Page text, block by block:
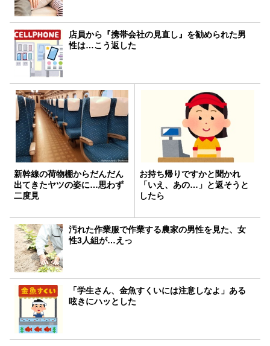
店員から『携帯会社の見直し』を勧められた男
性は…こう返した
新幹線の荷物棚からだんだん
出てきたヤツの姿に…思わず
二度見
お持ち帰りですかと聞かれ
「いえ、あの…」と返そうと
したら
汚れた作業服で作業する農家の男性を見た、女
性3人組が…えっ
「学生さん、金魚すくいには注意しなよ」ある
呟きにハッとした